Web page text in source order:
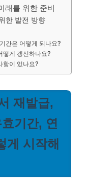
래를 위한 준비
한 발전 방향
간은 어떻게 되나요?
떻게 갱신하나요?
항이 있나요?
재발급,
기간, 연
게 시작해